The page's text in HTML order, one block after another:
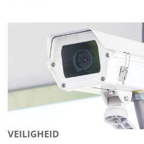
VEILIGHEID